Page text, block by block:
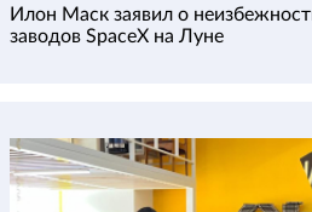
Илон Маск заявил о
заводов SpaceX на Луне